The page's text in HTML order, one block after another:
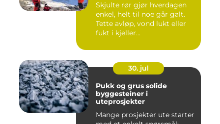
Skjulte rør gjør hverdagen
enkel, helt til noe går galt.
Tette avløp, vond lukt eller
fukt i kjeller...
30. jul
Pukk og grus solide
byggesteiner i
uteprosjekter
Mange prosjekter ute starter